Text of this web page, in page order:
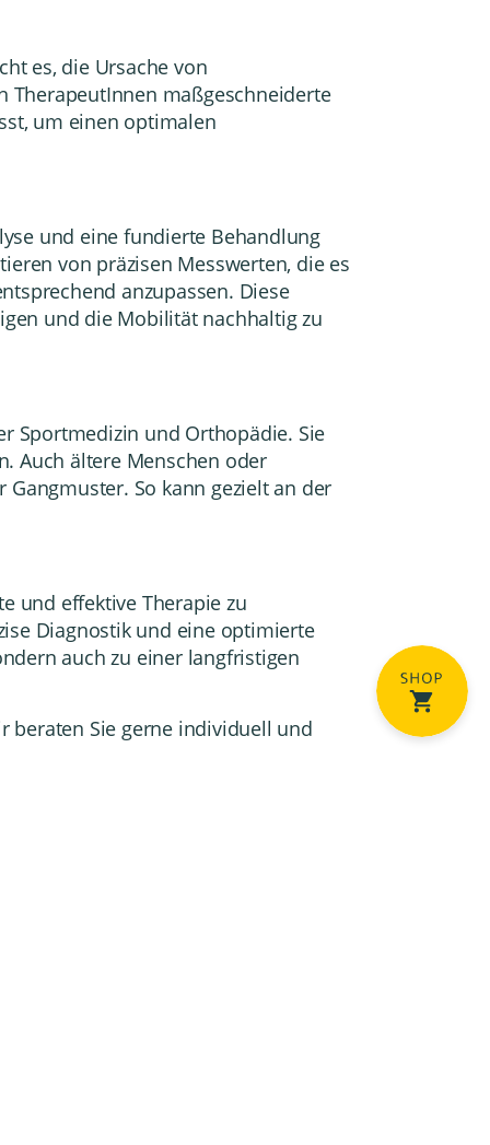
es, die Ursache von
TherapeutInnen maßgeschneiderte
um einen optimalen
und eine fundierte Behandlung
von präzisen Messwerten, die es
anzupassen. Diese
und die Mobilität nachhaltig zu
Sportmedizin und Orthopädie. Sie
Auch ältere Menschen oder
So kann gezielt an der
und effektive Therapie zu
Diagnostik und eine optimierte
auch zu einer langfristigen
beraten Sie gerne individuell und